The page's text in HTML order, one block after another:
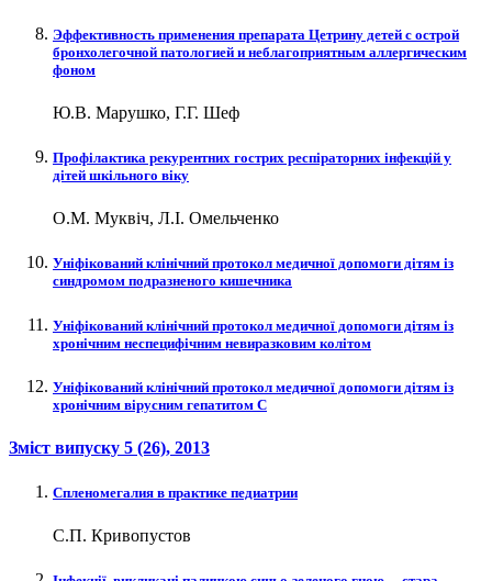
Эффективность применения препарата Цетрину детей с острой
бронхолегочной патологией и неблагоприятным аллергическим
фоном
Ю.В. Марушко, Г.Г. Шеф
Профілактика рекурентних гострих респіраторних інфекцій у
дітей шкільного віку
О.М. Муквіч, Л.І. Омельченко
Уніфікований клінічний протокол медичної допомоги дітям із
синдромом подразненого кишечника
Уніфікований клінічний протокол медичної допомоги дітям із
хронічним неспецифічним невиразковим колітом
Уніфікований клінічний протокол медичної допомоги дітям із
хронічним вірусним гепатитом C
Зміст випуску 5 (26), 2013
Спленомегалия в практике педиатрии
С.П. Кривопустов